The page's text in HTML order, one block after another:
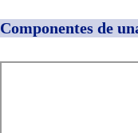
Componentes de